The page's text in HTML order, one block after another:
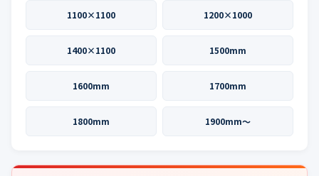
1100×1100 1200×1000
1400×1100 1500mm
1600mm 1700mm
1800mm 1900mm〜